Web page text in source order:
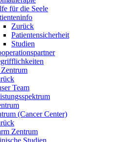
für die Seele
Zurück
Patientensicherheit
Studien
Team
(Cancer Center)
Zentrum
Studien